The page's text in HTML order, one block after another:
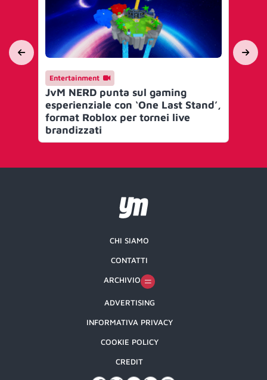
Entertainment
JvM NERD punta sul gaming
esperienziale con ‘One Last Stand’,
format Roblox per tornei live
brandizzati
CHI SIAMO
CONTATTI
ARCHIVIO
ADVERTISING
INFORMATIVA PRIVACY
COOKIE POLICY
CREDIT